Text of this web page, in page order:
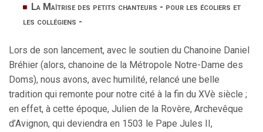
La Maîtrise des petits chanteurs - pour les écoliers et
les collégiens -
Lors de son lancement, avec le soutien du Chanoine Daniel
Bréhier (alors, chanoine de la Métropole Notre-Dame des
Doms), nous avons, avec humilité, relancé une belle
tradition qui remonte pour notre cité à la fin du XVè siècle ;
en effet, à cette époque, Julien de la Rovère, Archevêque
d’Avignon, qui deviendra en 1503 le Pape Jules II,